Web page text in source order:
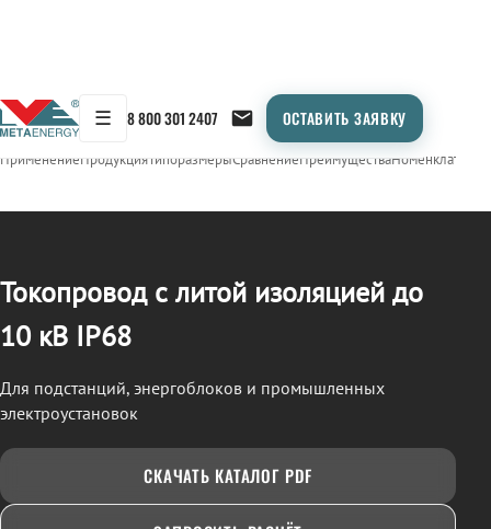
☰ 8 800 301 2407 ОСТАВИТЬ ЗАЯВКУ
← Продукция/ТОКОПРОВОД
ПрименениеПродукцияТипоразмерыСравнениеПреимуществаНоменклатура
Токопровод с литой изоляцией до
10 кВ IP68
Для подстанций, энергоблоков и промышленных
электроустановок
СКАЧАТЬ КАТАЛОГ PDF